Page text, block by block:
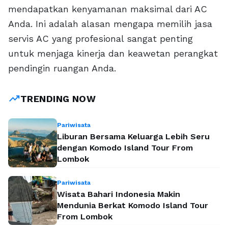
mendapatkan kenyamanan maksimal dari AC
Anda. Ini adalah alasan mengapa memilih jasa
servis AC yang profesional sangat penting
untuk menjaga kinerja dan keawetan perangkat
pendingin ruangan Anda.
trending_upTRENDING NOW
Pariwisata
Liburan Bersama Keluarga Lebih Seru
dengan Komodo Island Tour From
Lombok
Pariwisata
Wisata Bahari Indonesia Makin
Mendunia Berkat Komodo Island Tour
From Lombok